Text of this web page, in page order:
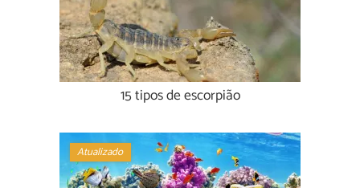
15 tipos de escorpião
Atualizado